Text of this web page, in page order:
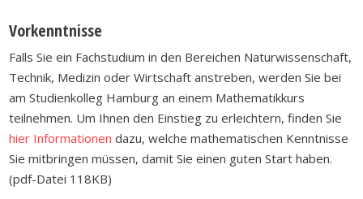
Vorkenntnisse
Falls Sie ein Fachstudium in den Bereichen Naturwissenschaft,
Technik, Medizin oder Wirtschaft anstreben, werden Sie bei
am Studienkolleg Hamburg an einem Mathematikkurs
teilnehmen. Um Ihnen den Einstieg zu erleichtern, finden Sie
hier Informationen dazu, welche mathematischen Kenntnisse
Sie mitbringen müssen, damit Sie einen guten Start haben.
(pdf-Datei 118KB)